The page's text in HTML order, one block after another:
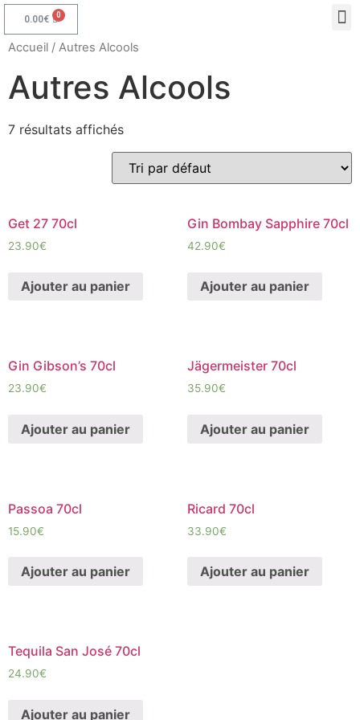
0.00€
Accueil / Autres Alcools
Autres Alcools
7 résultats affichés
Get 27 70cl
23.90€
Ajouter au panier
Gin Bombay Sapphire 70cl
42.90€
Ajouter au panier
Gin Gibson’s 70cl
23.90€
Ajouter au panier
Jägermeister 70cl
35.90€
Ajouter au panier
Passoa 70cl
15.90€
Ajouter au panier
Ricard 70cl
33.90€
Ajouter au panier
Tequila San José 70cl
24.90€
Ajouter au panier